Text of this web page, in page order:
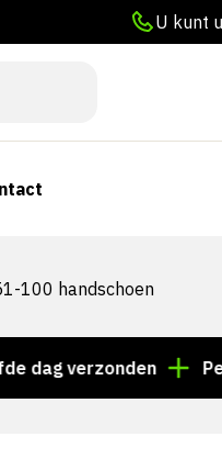
U kunt
100 handschoen
verzonden